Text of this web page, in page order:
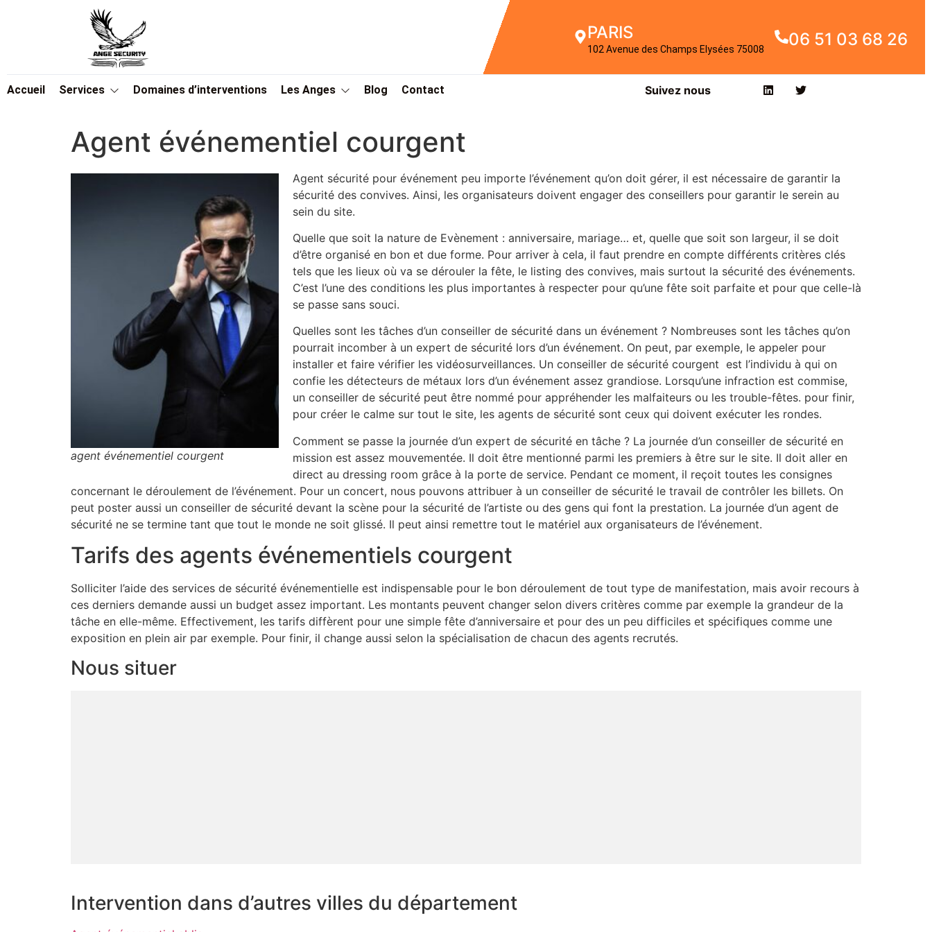
PARIS
102 Avenue des Champs Elysées 75008 06 51 03 68 26
Accueil Services Domaines d’interventions Les Anges Blog Contact Suivez nous
Agent événementiel courgent
agent événementiel courgent
Agent sécurité pour événement peu importe l’événement qu’on doit gérer, il est nécessaire de garantir la
sécurité des convives. Ainsi, les organisateurs doivent engager des conseillers pour garantir le serein au
sein du site.
Quelle que soit la nature de Evènement : anniversaire, mariage… et, quelle que soit son largeur, il se doit
d’être organisé en bon et due forme. Pour arriver à cela, il faut prendre en compte différents critères clés
tels que les lieux où va se dérouler la fête, le listing des convives, mais surtout la sécurité des événements.
C’est l’une des conditions les plus importantes à respecter pour qu’une fête soit parfaite et pour que celle-là
se passe sans souci.
Quelles sont les tâches d’un conseiller de sécurité dans un événement ? Nombreuses sont les tâches qu’on
pourrait incomber à un expert de sécurité lors d’un événement. On peut, par exemple, le appeler pour
installer et faire vérifier les vidéosurveillances. Un conseiller de sécurité courgent est l’individu à qui on
confie les détecteurs de métaux lors d’un événement assez grandiose. Lorsqu’une infraction est commise,
un conseiller de sécurité peut être nommé pour appréhender les malfaiteurs ou les trouble-fêtes. pour finir,
pour créer le calme sur tout le site, les agents de sécurité sont ceux qui doivent exécuter les rondes.
Comment se passe la journée d’un expert de sécurité en tâche ? La journée d’un conseiller de sécurité en
mission est assez mouvementée. Il doit être mentionné parmi les premiers à être sur le site. Il doit aller en
direct au dressing room grâce à la porte de service. Pendant ce moment, il reçoit toutes les consignes
concernant le déroulement de l’événement. Pour un concert, nous pouvons attribuer à un conseiller de sécurité le travail de contrôler les billets. On
peut poster aussi un conseiller de sécurité devant la scène pour la sécurité de l’artiste ou des gens qui font la prestation. La journée d’un agent de
sécurité ne se termine tant que tout le monde ne soit glissé. Il peut ainsi remettre tout le matériel aux organisateurs de l’événement.
Tarifs des agents événementiels courgent
Solliciter l’aide des services de sécurité événementielle est indispensable pour le bon déroulement de tout type de manifestation, mais avoir recours à
ces derniers demande aussi un budget assez important. Les montants peuvent changer selon divers critères comme par exemple la grandeur de la
tâche en elle-même. Effectivement, les tarifs diffèrent pour une simple fête d’anniversaire et pour des un peu difficiles et spécifiques comme une
exposition en plein air par exemple. Pour finir, il change aussi selon la spécialisation de chacun des agents recrutés.
Nous situer
Intervention dans d’autres villes du département